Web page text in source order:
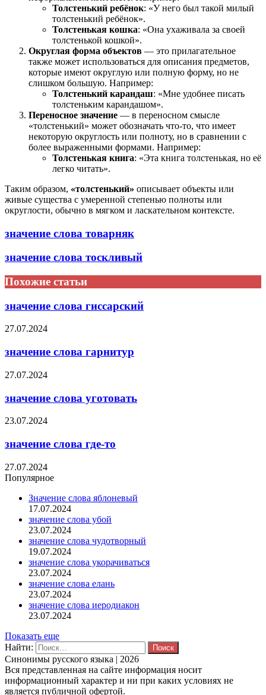
Толстенький ребёнок: «У него был такой милый
толстенький ребёнок».
Толстенькая кошка: «Она ухаживала за своей
толстенькой кошкой».
Округлая форма объектов — это прилагательное
также может использоваться для описания предметов,
которые имеют округлую или полную форму, но не
слишком большую. Например:
Толстенький карандаш: «Мне удобнее писать
толстеньким карандашом».
Переносное значение — в переносном смысле
«толстенький» может обозначать что-то, что имеет
некоторую округлость или полноту, но в сравнении с
более выраженными формами. Например:
Толстенькая книга: «Эта книга толстенькая, но её
легко читать».
Таким образом, «толстенький» описывает объекты или
живые существа с умеренной степенью полноты или
округлости, обычно в мягком и ласкательном контексте.
значение слова товарняк
значение слова тоскливый
Похожие статьи
значение слова гиссарский
27.07.2024
значение слова гарнитур
27.07.2024
значение слова уготовать
23.07.2024
значение слова где-то
27.07.2024
Популярное
Значение слова яблоневый
17.07.2024
значение слова убой
23.07.2024
значение слова чудотворный
19.07.2024
значение слова укорачиваться
23.07.2024
значение слова елань
23.07.2024
значение слова иеродиакон
23.07.2024
Показать еще
Найти:
Синонимы русского языка | 2026
Вся представленная на сайте информация носит
информационный характер и ни при каких условиях не
является публичной офертой.